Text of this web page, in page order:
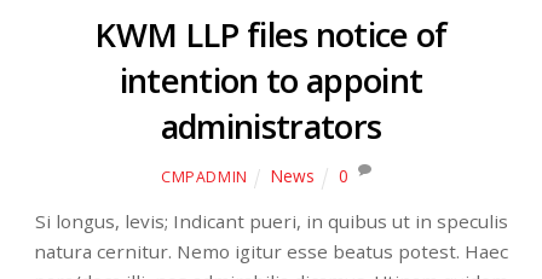
KWM LLP files notice of
intention to appoint
administrators
CMPADMIN News 0
Si longus, levis; Indicant pueri, in quibus ut in speculis
natura cernitur. Nemo igitur esse beatus potest. Haec